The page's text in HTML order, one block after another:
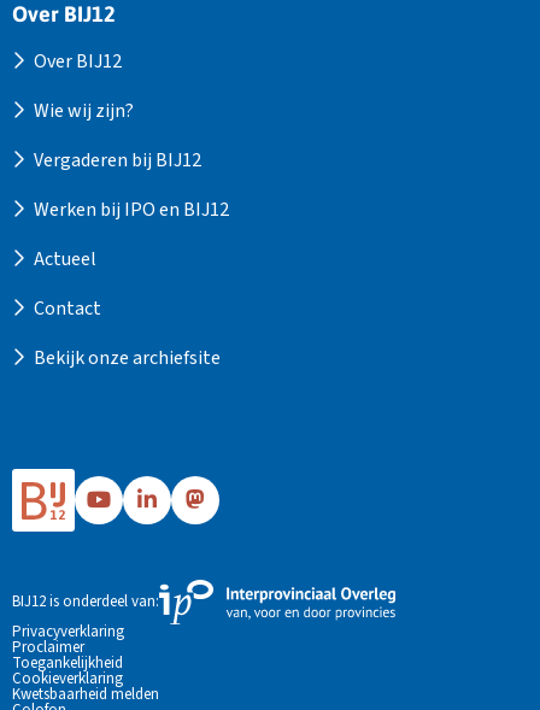
Over BIJ12
Over BIJ12
Wie wij zijn?
Vergaderen bij BIJ12
Werken bij IPO en BIJ12
Actueel
Contact
Bekijk onze archiefsite
Ga
naar
pagina
Ga
naar
LinkedIn
pagina
Ga
naar
Mastodon
pagina
BIJ12 is onderdeel van:
Externe
link
Privacyverklaring
Proclaimer
Toegankelijkheid
Cookieverklaring
Kwetsbaarheid melden